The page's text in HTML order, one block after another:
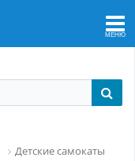
Детские самокаты